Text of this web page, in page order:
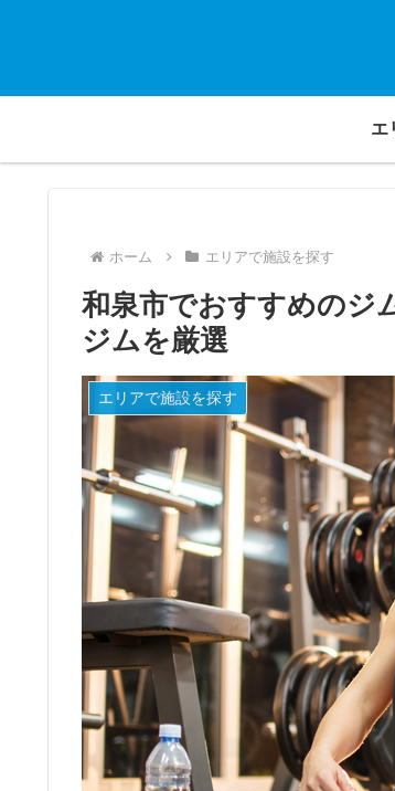
エ
ホーム エリアで施設を探す
和泉市でおすすめのジ
ジムを厳選
エリアで施設を探す